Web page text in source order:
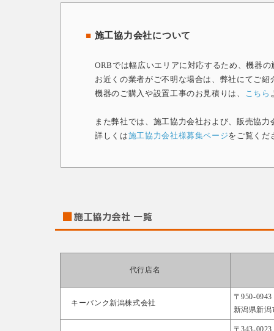
■ 施工協力会社について
ORBでは幅広いエリアに対応するため、機器
お近くの業者がご不明な場合は、弊社にてご紹
機器のご購入や設置工事のお見積りは、 こちら
また弊社では、施工協力会社および、販売協
詳しくは施工協力会社様募集ページをご覧くだ
代行店名
キーバンク新潟株式会社
〒950-0943
新潟県新潟
〒343-0023